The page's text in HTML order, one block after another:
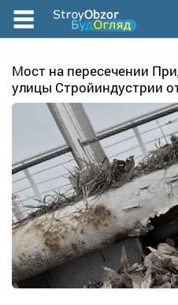
Перейти
до
вмісту
Мост на пересечении
улицы Стройиндустрии